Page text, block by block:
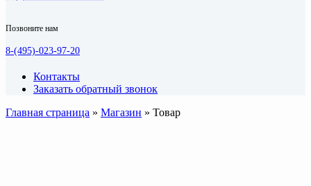
Позвоните нам
8-(495)-023-97-20
Контакты
Заказать обратный звонок
Главная страница » Магазин » Товар